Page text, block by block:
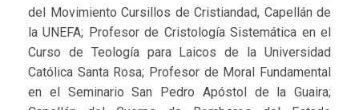
del Movimiento Cursillos de Cristiandad, Capellán de
la UNEFA; Profesor de Cristología Sistemática en el
Curso de Teología para Laicos de la Universidad
Católica Santa Rosa; Profesor de Moral Fundamental
en el Seminario San Pedro Apóstol de la Guaira;